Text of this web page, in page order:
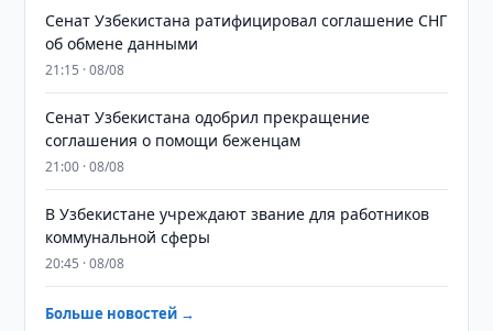
Сенат Узбекистана ратифицировал соглашение СНГ
об обмене данными
21:15 · 08/08
Сенат Узбекистана одобрил прекращение
соглашения о помощи беженцам
21:00 · 08/08
В Узбекистане учреждают звание для работников
коммунальной сферы
20:45 · 08/08
Больше новостей →